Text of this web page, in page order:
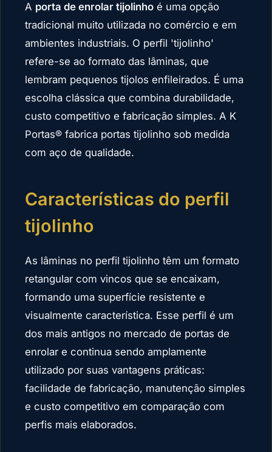
A porta de enrolar tijolinho é uma opção
tradicional muito utilizada no comércio e em
ambientes industriais. O perfil 'tijolinho'
refere-se ao formato das lâminas, que
lembram pequenos tijolos enfileirados. É uma
escolha clássica que combina durabilidade,
custo competitivo e fabricação simples. A K
Portas® fabrica portas tijolinho sob medida
com aço de qualidade.
Características do perfil
tijolinho
As lâminas no perfil tijolinho têm um formato
retangular com vincos que se encaixam,
formando uma superfície resistente e
visualmente característica. Esse perfil é um
dos mais antigos no mercado de portas de
enrolar e continua sendo amplamente
utilizado por suas vantagens práticas:
facilidade de fabricação, manutenção simples
e custo competitivo em comparação com
perfis mais elaborados.